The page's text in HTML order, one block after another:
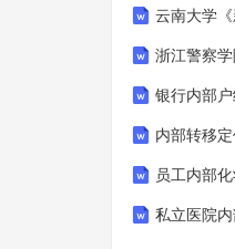
银行内部
内部转移
员工内部
私立医院